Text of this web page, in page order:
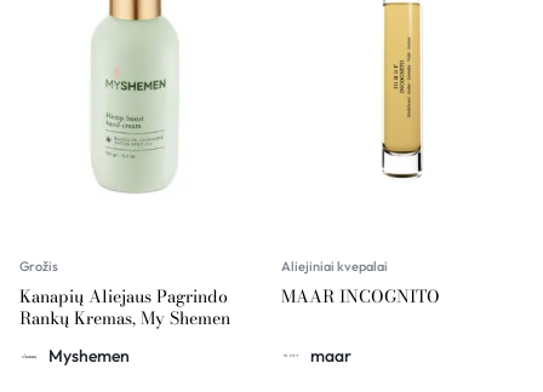
Grožis
Kanapių Aliejaus Pagrindo
Rankų Kremas, My Shemen
Myshemen
Aliejiniai kvepalai
MAAR INCOGNITO
maar